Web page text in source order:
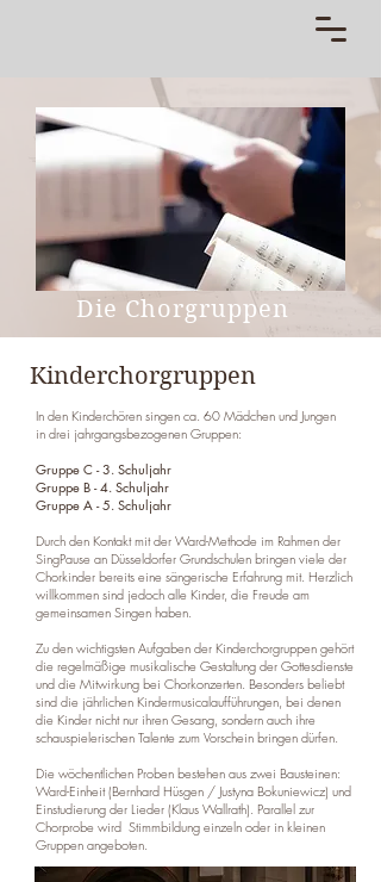
Die Chorgruppen
Kinderchorgruppen
In den Kinderchören singen ca. 60 Mädchen und Jungen
in drei jahrgangsbezogenen Gruppen:
Gruppe C - 3. Schuljahr
Gruppe B - 4. Schuljahr
Gruppe A - 5. Schuljahr
Durch den Kontakt mit der Ward-Methode im Rahmen der
SingPause an Düsseldorfer Grundschulen bringen viele der
Chorkinder bereits eine sängerische Erfahrung mit. Herzlich
willkommen sind jedoch alle Kinder, die Freude am
gemeinsamen Singen haben.
Zu den wichtigsten Aufgaben der Kinderchorgruppen gehört
die regelmäßige musikalische Gestaltung der Gottesdienste
und die Mitwirkung bei Chorkonzerten. Besonders beliebt
sind die jährlichen Kindermusicalaufführungen, bei denen
die Kinder nicht nur ihren Gesang, sondern auch ihre
schauspielerischen Talente zum Vorschein bringen dürfen.
Die wöchentlichen Proben bestehen aus zwei Bausteinen:
Ward-Einheit (Bernhard Hüsgen / Justyna Bokuniewicz) und
Einstudierung der Lieder (Klaus Wallrath). Parallel zur
Chorprobe wird Stimmbildung einzeln oder in kleinen
Gruppen angeboten.